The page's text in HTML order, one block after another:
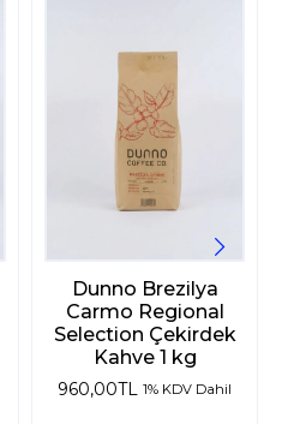
Dunno Brezilya
Carmo Regional
Selection Çekirdek
Kahve 1 kg
960,00TL 1% KDV Dahil